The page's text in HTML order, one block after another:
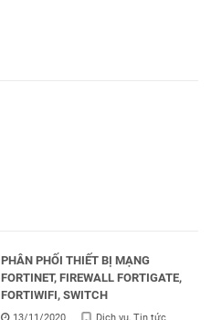
PHÂN PHỐI THIẾT BỊ MẠNG
FORTINET, FIREWALL FORTIGATE,
FORTIWIFI, SWITCH
13/11/2020 Dịch vụ Tin tức